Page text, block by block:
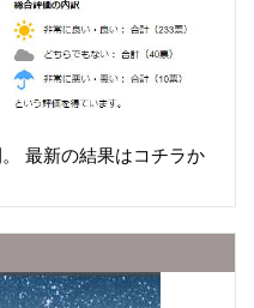
最新の結果はコチラか